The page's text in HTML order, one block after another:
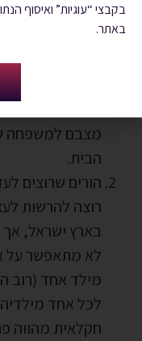
מתאימה באופייה
מצריכה הון רב
בהשקעה לטווח
מצבם למשפחה
הבית.
הורים שרוצים
רוצה להרשות
בארץ ישראל, אך
לא מתאפשר על
מילד אחד (רוב
לכל אחד
חקלאית מהווה
בקבצי “עוגיות” ואיסוף
באתר.